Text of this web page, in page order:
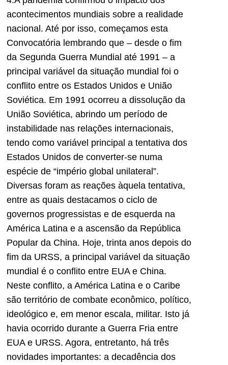
acontecimentos mundiais sobre a realidade
nacional. Até por isso, começamos esta
Convocatória lembrando que – desde o fim
da Segunda Guerra Mundial até 1991 – a
principal variável da situação mundial foi o
conflito entre os Estados Unidos e União
Soviética. Em 1991 ocorreu a dissolução da
União Soviética, abrindo um período de
instabilidade nas relações internacionais,
tendo como variável principal a tentativa dos
Estados Unidos de converter-se numa
espécie de “império global unilateral”.
Diversas foram as reações àquela tentativa,
entre as quais destacamos o ciclo de
governos progressistas e de esquerda na
América Latina e a ascensão da República
Popular da China. Hoje, trinta anos depois do
fim da URSS, a principal variável da situação
mundial é o conflito entre EUA e China.
Neste conflito, a América Latina e o Caribe
são território de combate econômico, político,
ideológico e, em menor escala, militar. Isto já
havia ocorrido durante a Guerra Fria entre
EUA e URSS. Agora, entretanto, há três
novidades importantes: a decadência dos